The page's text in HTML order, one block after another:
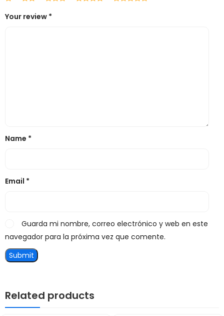
Your review *
Name *
Email *
Guarda mi nombre, correo electrónico y web en este
navegador para la próxima vez que comente.
Related products